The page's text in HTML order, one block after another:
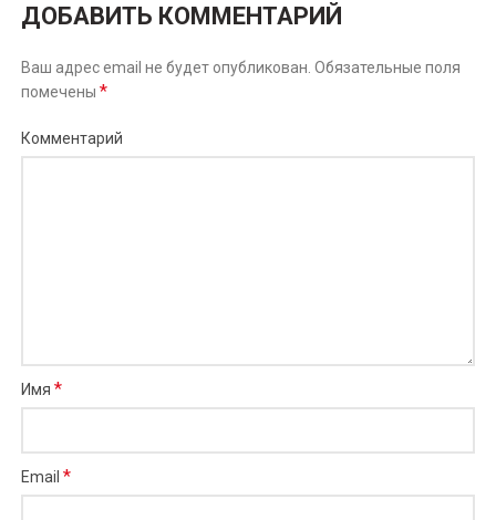
ДОБАВИТЬ КОММЕНТАРИЙ
Ваш адрес email не будет опубликован. Обязательные поля
помечены*
Комментарий
Имя*
Email*